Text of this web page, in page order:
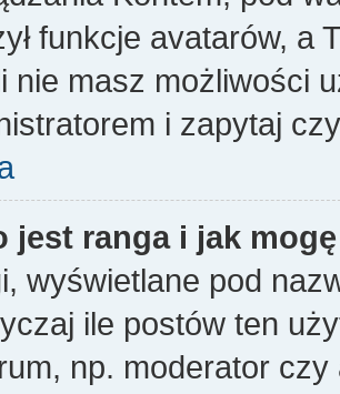
funkcje avatarów,
nie masz możliwości
i zapytaj
jest ranga i jak
wyświetlane pod
ile postów ten
np. moderator